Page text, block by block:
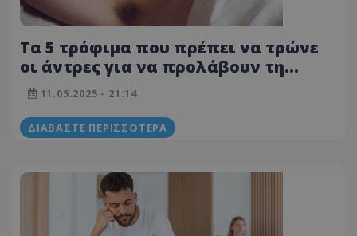
Τα 5 τρόφιμα που πρέπει να τρώνε
οι άντρες για να προλάβουν τη
στυτική δυσλειτουργία
11.05.2025 - 21:14
ΔΙΑΒΆΣΤΕ ΠΕΡΙΣΣΌΤΕΡΑ